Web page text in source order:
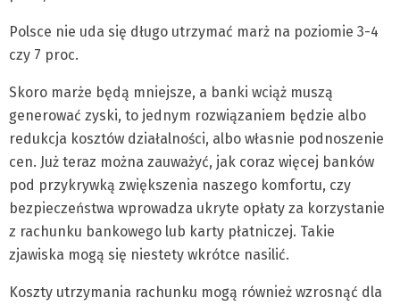
Polsce nie uda się długo utrzymać marż na poziomie 3-4
czy 7 proc.
Skoro marże będą mniejsze, a banki wciąż muszą
generować zyski, to jednym rozwiązaniem będzie albo
redukcja kosztów działalności, albo własnie podnoszenie
cen. Już teraz można zauważyć, jak coraz więcej banków
pod przykrywką zwiększenia naszego komfortu, czy
bezpieczeństwa wprowadza ukryte opłaty za korzystanie
z rachunku bankowego lub karty płatniczej. Takie
zjawiska mogą się niestety wkrótce nasilić.
Koszty utrzymania rachunku mogą również wzrosnąć dla